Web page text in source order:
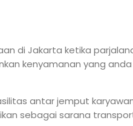
di Jakarta ketika
kenyamanan yang
antar jemput
sebagai sarana